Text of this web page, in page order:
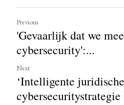
Previous
'Gevaarlijk dat we
cybersecurity':...
Next
‘Intelligente juridische
cybersecuritystrategie